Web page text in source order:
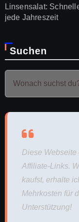
Linsensalat:
jede Jahreszeit
Suchen
Diese Webseite
Affiliate-Links.
kaufst, erhalte
Mehrkosten für
Unterstützung!